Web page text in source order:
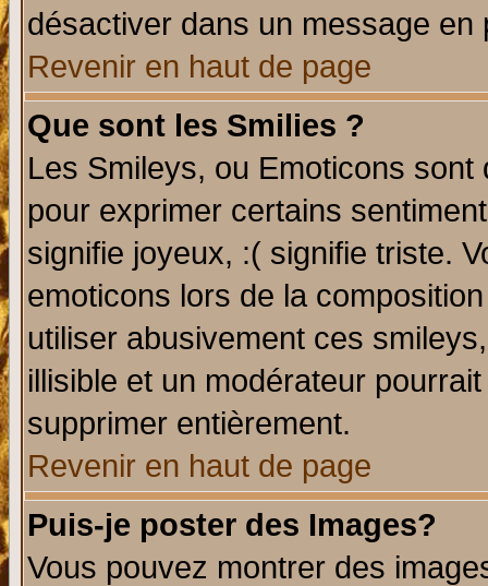
désactiver dans un message
Revenir en haut de page
Que sont les Smilies ?
Les Smileys, ou Emoticons
pour exprimer certains
signifie joyeux, :( signifie triste.
emoticons lors de la
utiliser abusivement ces
illisible et un modérateur
supprimer entièrement.
Revenir en haut de page
Puis-je poster des Images?
Vous pouvez montrer des